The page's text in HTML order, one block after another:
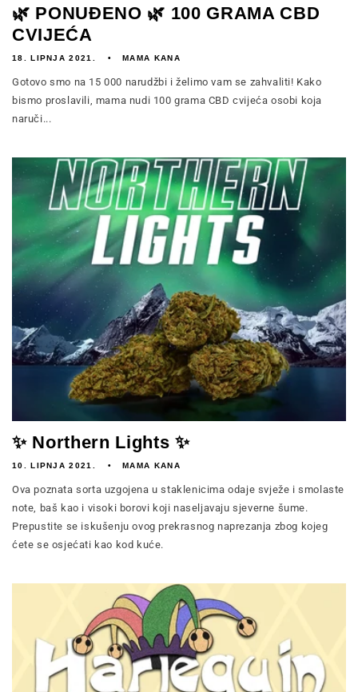
🌿 PONUĐENO 🌿 100 GRAMA CBD
CVIJEĆA
18. LIPNJA 2021. MAMA KANA
Gotovo smo na 15 000 narudžbi i želimo vam se zahvaliti! Kako
bismo proslavili, mama nudi 100 grama CBD cvijeća osobi koja
naruči...
✨ Northern Lights ✨
10. LIPNJA 2021. MAMA KANA
Ova poznata sorta uzgojena u staklenicima odaje svježe i smolaste
note, baš kao i visoki borovi koji naseljavaju sjeverne šume.
Prepustite se iskušenju ovog prekrasnog naprezanja zbog kojeg
ćete se osjećati kao kod kuće.